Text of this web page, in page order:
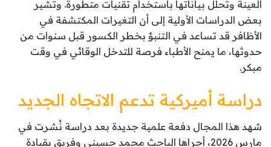
العينة وتحلل بياناتها باستخدام تقنيات متطورة. وتشير
بعض الدراسات الأولية إلى أن التغيرات المكتشفة في
الأظافر قد تساعد في التنبؤ بخطر الكسور قبل سنوات من
حدوثها، ما يمنح الأطباء فرصة للتدخل الوقائي في وقت
مبكر.
دراسة أميركية تدعم الاتجاه الجديد
شهد هذا المجال دفعة علمية جديدة بعد دراسة نُشرت في
مارس 2026، أجراها الباحث محمد حسيني وفريق بقيادة